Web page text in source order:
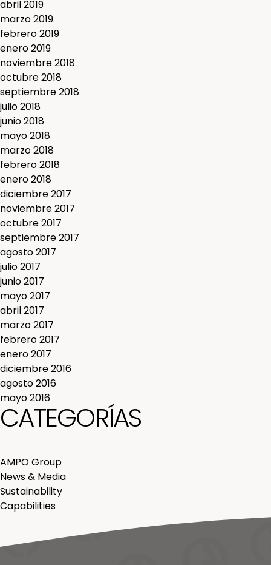
abril 2019
marzo 2019
febrero 2019
enero 2019
noviembre 2018
octubre 2018
septiembre 2018
julio 2018
junio 2018
mayo 2018
marzo 2018
febrero 2018
enero 2018
diciembre 2017
noviembre 2017
octubre 2017
septiembre 2017
agosto 2017
julio 2017
junio 2017
mayo 2017
abril 2017
marzo 2017
febrero 2017
enero 2017
diciembre 2016
agosto 2016
mayo 2016
CATEGORÍAS
AMPO Group
News & Media
Sustainability
Capabilities